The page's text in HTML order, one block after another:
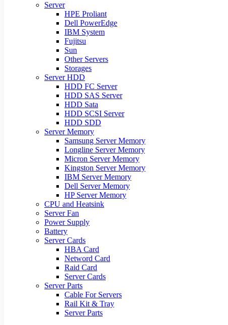
Server
HPE Proliant
Dell PowerEdge
IBM System
Fujitsu
Sun
Other Servers
Storages
Server HDD
HDD FC Server
HDD SAS Server
HDD Sata
HDD SCSI Server
HDD SDD
Server Memory
Samsung Server Memory
Longline Server Memory
Micron Server Memory
Kingston Server Memory
IBM Server Memory
Dell Server Memory
HP Server Memory
CPU and Heatsink
Server Fan
Power Supply
Battery
Server Cards
HBA Card
Netword Card
Raid Card
Server Cards
Server Parts
Cable For Servers
Rail Kit & Tray
Server Parts